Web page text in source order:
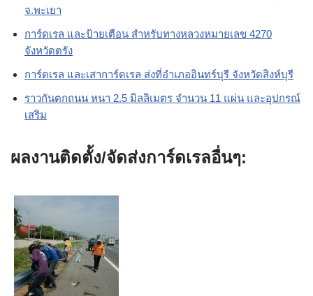
จ.พะเยา
การ์ดเรล และป้ายเตือน สำหรับทางหลวงหมายเลข 4270
จังหวัดตรัง
การ์ดเรล และเสาการ์ดเรล ส่งที่อำเภออินทร์บุรี จังหวัดสิงห์บุรี
ราวกันตกถนน หนา 2.5 มิลลิเมตร จำนวน 11 แผ่น และอุปกรณ์
เสริม
ผลงานติดตั้ง/จัดส่งการ์ดเรลอื่นๆ: